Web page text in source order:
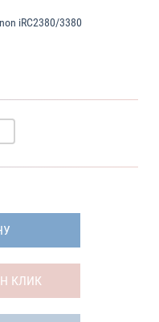
iRC2380/3380
КЛИК